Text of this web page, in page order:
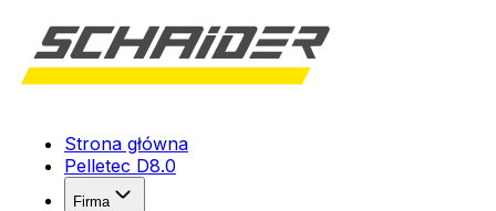
Strona główna
Pelletec D8.0
Firma